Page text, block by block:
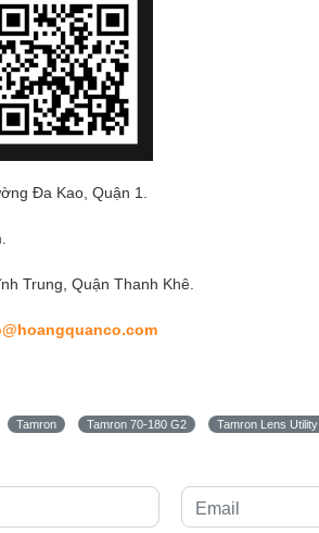
Đa Kao, Quận 1.
Trung, Quận Thanh Khê.
Tamron Tamron 70-180 G2 Tamron Lens Utility